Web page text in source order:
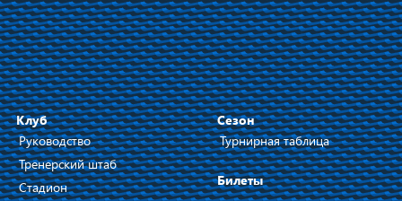
Клуб
Руководство
Тренерский штаб
Стадион
Сезон
Турнирная таблица
Билеты